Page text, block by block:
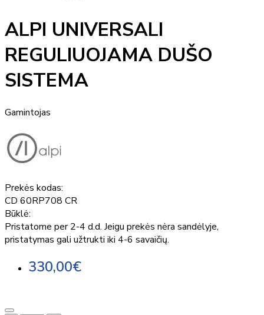
ALPI UNIVERSALI
REGULIUOJAMA DUŠO
SISTEMA
Gamintojas
Prekės kodas:
CD 60RP708 CR
Būklė:
Pristatome per 2-4 d.d. Jeigu prekės nėra sandėlyje,
pristatymas gali užtrukti iki 4-6 savaičių.
330,00€